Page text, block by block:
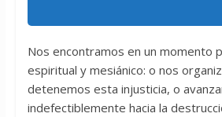
Nos encontramos en un momento
espiritual y mesiánico: o nos
detenemos esta injusticia, o
indefectiblemente hacia la